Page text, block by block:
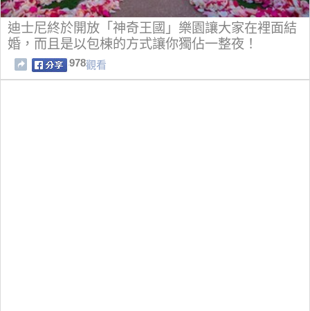
迪士尼終於開放「神奇王國」樂園讓大家在裡面結
婚，而且是以包棟的方式讓你獨佔一整夜！
978觀看